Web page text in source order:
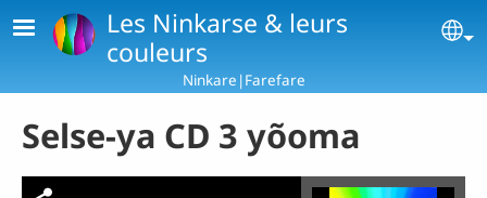
Skip to main contentLes Ninkarse & leurs
couleurs
Ninkare|Farefare
Selse-ya CD 3 yõoma